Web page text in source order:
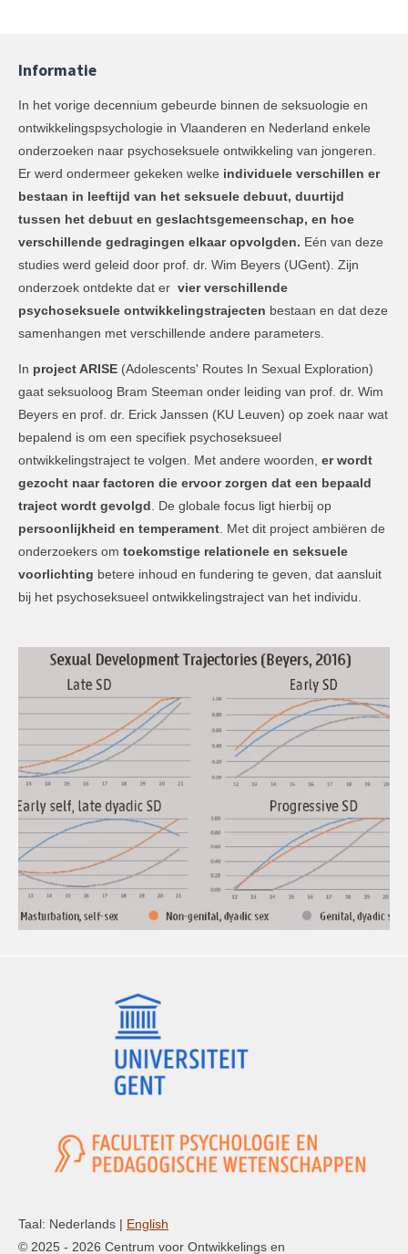
Informatie
In het vorige decennium gebeurde binnen de seksuologie en
ontwikkelingspsychologie in Vlaanderen en Nederland enkele
onderzoeken naar psychoseksuele ontwikkeling van jongeren.
Er werd ondermeer gekeken welke individuele verschillen er
bestaan in leeftijd van het seksuele debuut, duurtijd
tussen het debuut en geslachtsgemeenschap, en hoe
verschillende gedragingen elkaar opvolgden. Eén van deze
studies werd geleid door prof. dr. Wim Beyers (UGent). Zijn
onderzoek ontdekte dat er vier verschillende
psychoseksuele ontwikkelingstrajecten bestaan en dat deze
samenhangen met verschillende andere parameters.
In project ARISE (Adolescents' Routes In Sexual Exploration)
gaat seksuoloog Bram Steeman onder leiding van prof. dr. Wim
Beyers en prof. dr. Erick Janssen (KU Leuven) op zoek naar wat
bepalend is om een specifiek psychoseksueel
ontwikkelingstraject te volgen. Met andere woorden, er wordt
gezocht naar factoren die ervoor zorgen dat een bepaald
traject wordt gevolgd . De globale focus ligt hierbij op
persoonlijkheid en temperament . Met dit project ambiëren de
onderzoekers om toekomstige relationele en seksuele
voorlichting betere inhoud en fundering te geven, dat aansluit
bij het psychoseksueel ontwikkelingstraject van het individu.
Taal: Nederlands | English
© 2025 - 2026 Centrum voor Ontwikkelings en